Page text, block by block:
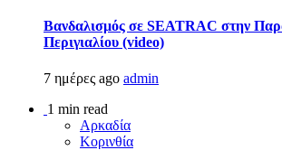
Βανδαλισμός σε SEATRAC στην
Περιγιαλίου (video)
7 ημέρες ago admin
1 min read
Αρκαδία
Κορινθία